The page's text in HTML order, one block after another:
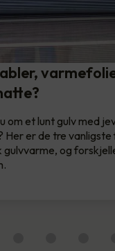
om et lunt gulv med
Her er de tre
gulvvarme, og